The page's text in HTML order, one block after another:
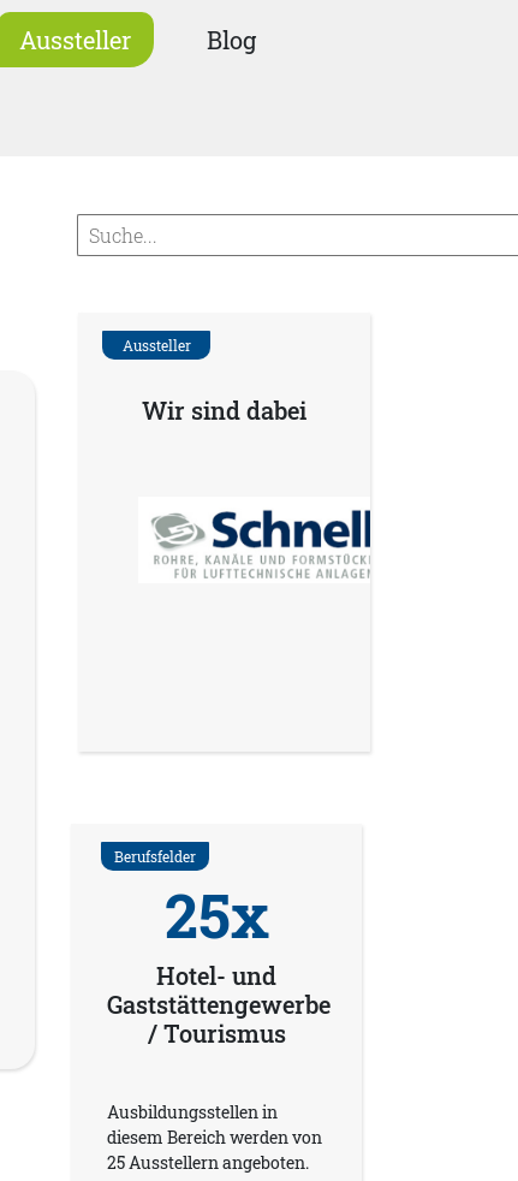
Aussteller
Blog
Aussteller
Wir sind dabei
Berufsfelder
25x
Hotel- und
Gaststättengewerbe
/ Tourismus
Ausbildungsstellen in
diesem Bereich werden von
25 Ausstellern angeboten.